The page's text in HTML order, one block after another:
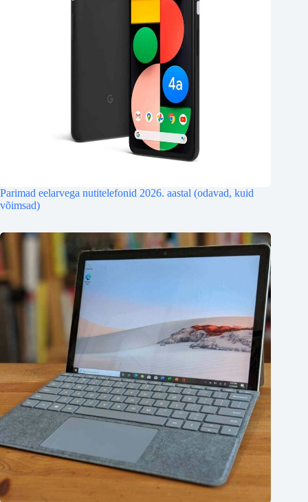
Parimad eelarvega nutitelefonid 2026. aastal (odavad, kuid
võimsad)